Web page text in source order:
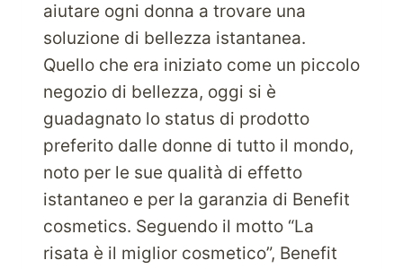
aiutare ogni donna a trovare una
soluzione di bellezza istantanea.
Quello che era iniziato come un piccolo
negozio di bellezza, oggi si è
guadagnato lo status di prodotto
preferito dalle donne di tutto il mondo,
noto per le sue qualità di effetto
istantaneo e per la garanzia di Benefit
cosmetics. Seguendo il motto “La
risata è il miglior cosmetico”, Benefit